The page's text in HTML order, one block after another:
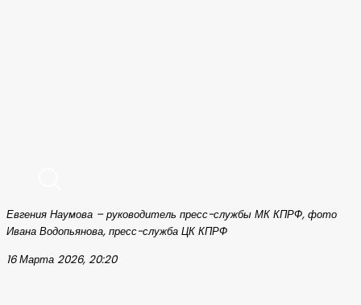
Евгения Наумова – руководитель пресс-службы МК КПРФ, фото
Ивана Водопьянова, пресс-служба ЦК КПРФ
16 Марта 2026, 20:20